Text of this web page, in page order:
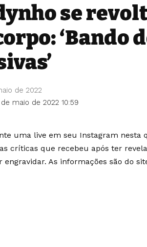
se
‘Bando
maio de 2022 10:59
de 2022
uma live em seu Instagram nesta
críticas que recebeu após ter
engravidar. As informações são do